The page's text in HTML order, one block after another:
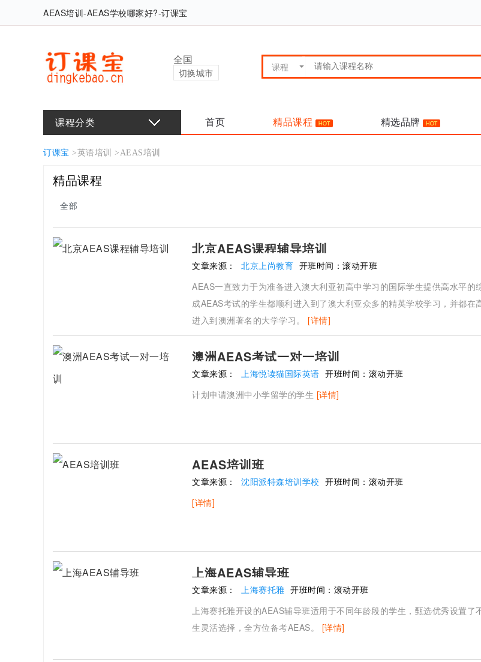
AEAS培训-AEAS学校哪家好?-订课宝
全国
切换城市
课程分类 首页 精品课程 精选品牌
订课宝 >英语培训 >AEAS培训
精品课程
全部
北京AEAS课程辅导培训
文章来源： 北京上尚教育 开班时间： 滚动开班
AEAS一直致力于为准备进入澳大利亚初高中学习的国际学生提供高水平的
成AEAS考试的学生都顺利进入到了澳大利亚众多的精英学校学习，并都在
进入到澳洲著名的大学学习。 [详情]
澳洲AEAS考试一对一培训
文章来源： 上海悦读猫国际英语 开班时间： 滚动开班
计划申请澳洲中小学留学的学生 [详情]
AEAS培训班
文章来源： 沈阳派特森培训学校 开班时间： 滚动开班
[详情]
上海AEAS辅导班
文章来源： 上海赛托雅 开班时间： 滚动开班
上海赛托雅开设的AEAS辅导班适用于不同年龄段的学生，甄选优秀设置了
生灵活选择，全方位备考AEAS。 [详情]